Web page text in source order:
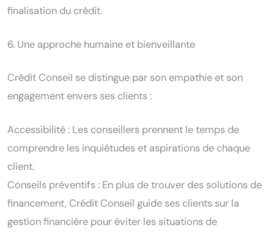
finalisation du crédit.
6. Une approche humaine et bienveillante
Crédit Conseil se distingue par son empathie et son
engagement envers ses clients :
Accessibilité : Les conseillers prennent le temps de
comprendre les inquiétudes et aspirations de chaque
client.
Conseils préventifs : En plus de trouver des solutions de
financement, Crédit Conseil guide ses clients sur la
gestion financière pour éviter les situations de